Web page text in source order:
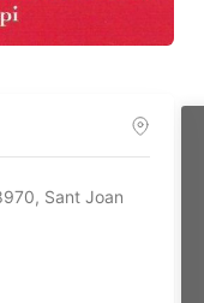
Sant Joan